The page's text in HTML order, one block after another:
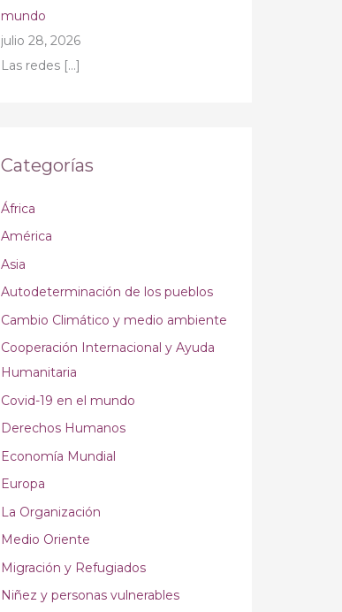
mundo
julio 28, 2026
Las redes […]
Categorías
África
América
Asia
Autodeterminación de los pueblos
Cambio Climático y medio ambiente
Cooperación Internacional y Ayuda
Humanitaria
Covid-19 en el mundo
Derechos Humanos
Economía Mundial
Europa
La Organización
Medio Oriente
Migración y Refugiados
Niñez y personas vulnerables